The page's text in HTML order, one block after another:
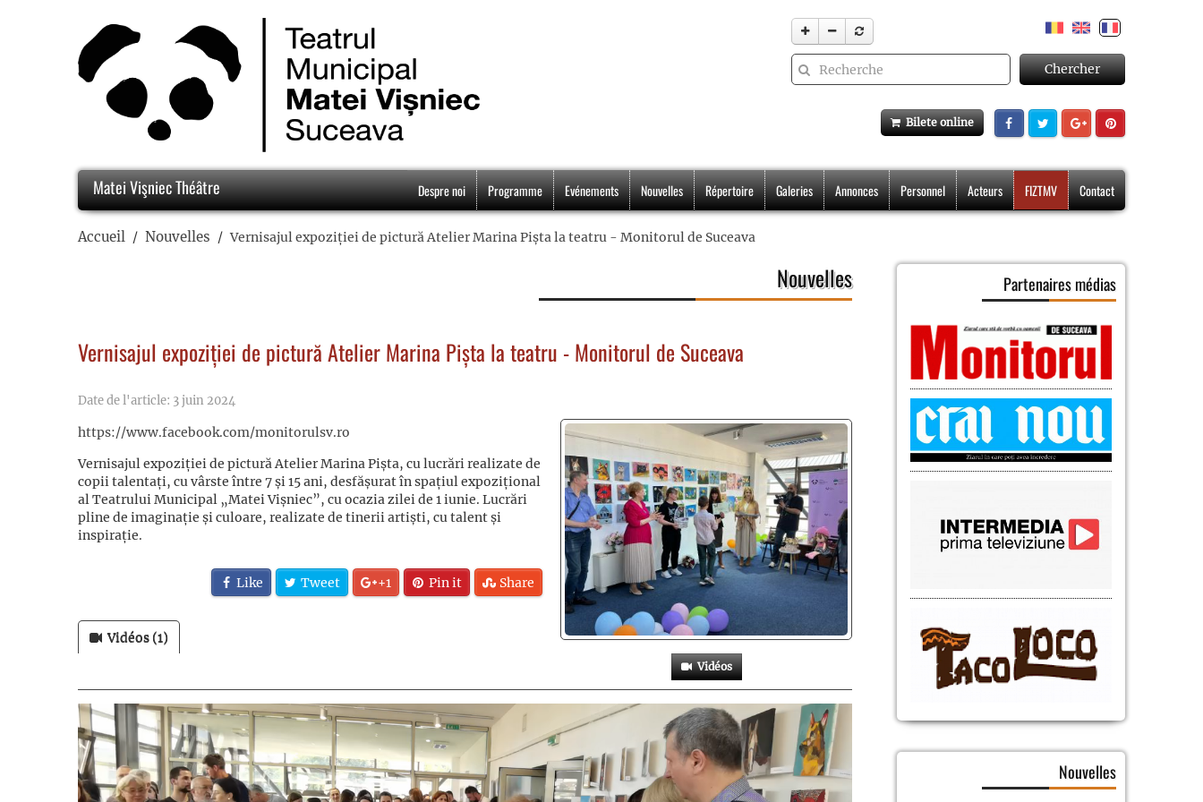
Chercher
Bilete online
Matei Vişniec Théâtre Despre noi Programme Evénements Nouvelles Répertoire Galeries Annonces Personnel Acteurs FIZTMV Contact
Accueil Nouvelles Vernisajul expoziției de pictură Atelier Marina Pișta la teatru - Monitorul de Suceava
Nouvelles
Vernisajul expoziției de pictură Atelier Marina Pișta la teatru - Monitorul de Suceava
Date de l'article: 3 juin 2024
Vidéos
https://www.facebook.com/monitorulsv.ro
Vernisajul expoziției de pictură Atelier Marina Pișta, cu lucrări realizate de
copii talentați, cu vârste între 7 și 15 ani, desfășurat în spațiul expozițional
al Teatrului Municipal „Matei Vișniec”, cu ocazia zilei de 1 iunie. Lucrări
pline de imaginație și culoare, realizate de tinerii artiști, cu talent și
inspirație.
Like Tweet +1 Pin it Share
Vidéos (1)
Partenaires médias
Nouvelles